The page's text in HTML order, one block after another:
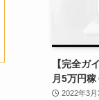
【完全ガ
月5万円
2022年3月